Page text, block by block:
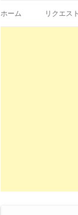
エイカシ |
ホーム リクエス